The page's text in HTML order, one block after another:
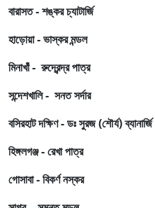
বারাসত - শঙ্কর চ্যাটার্জি
হাড়োয়া - ভাস্কর মন্ডল
মিনাখাঁ - রুদ্রেন্দ্র পাত্র
সন্দেশখালি - সনত সর্দার
বসিরহাট দক্ষিণ - ডঃ সুরজ (শৌর্য) ব্যানার্জি
হিঙ্গলগঞ্জ - রেখা পাত্র
গোসাবা - বিকর্ণ নস্কর